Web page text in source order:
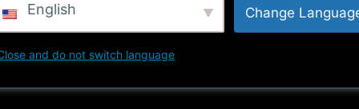
English Change
and do not switch language